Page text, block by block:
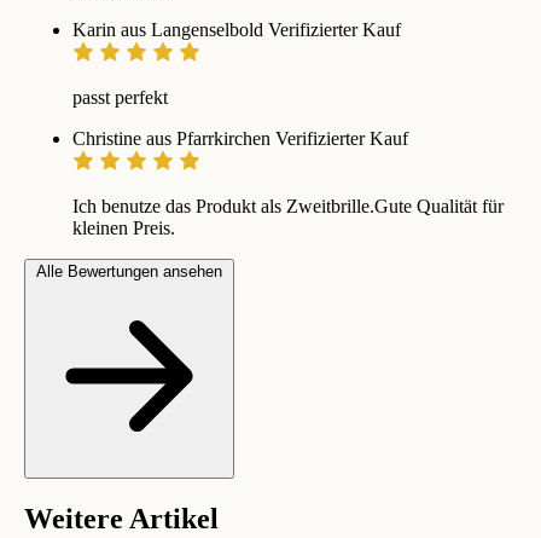
Karin aus Langenselbold Verifizierter Kauf
passt perfekt
Christine aus Pfarrkirchen Verifizierter Kauf
Ich benutze das Produkt als Zweitbrille.Gute Qualität für
kleinen Preis.
Alle Bewertungen ansehen
Weitere Artikel